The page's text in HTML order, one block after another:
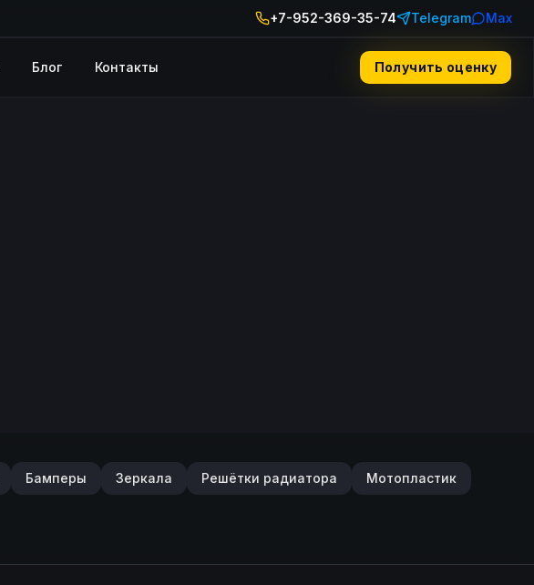
+7-952-369-35-74 Telegram Max
Блог Контакты Получить оценку
Бамперы Зеркала Решётки радиатора Мотопластик